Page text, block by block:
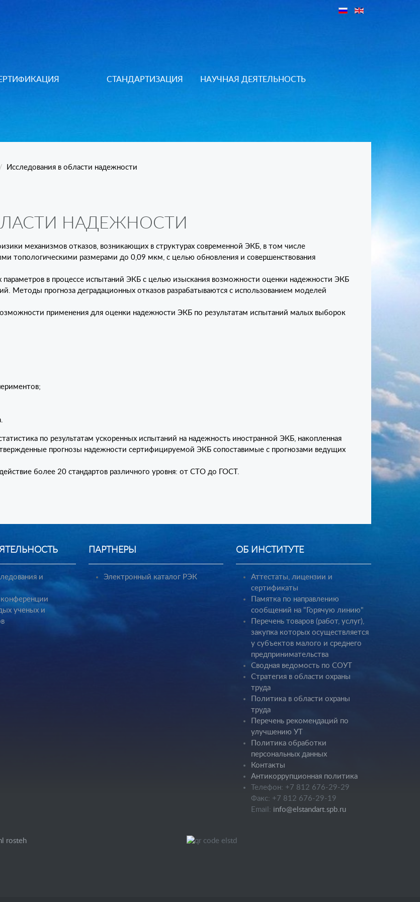
СТАНДАРТИЗАЦИЯ НАУЧНАЯ ДЕЯТЕЛЬНОСТЬ
Исследования в области надежности
НАДЕЖНОСТИ
механизмов отказов, возникающих в структурах современной ЭКБ, в том числе
топологическими размерами до 0,09 мкм, с целью обновления и совершенствования
параметров в процессе испытаний ЭКБ с целью изыскания возможности оценки надежности ЭКБ
Методы прогноза деградационных отказов разрабатываются с использованием моделей
применения для оценки надежности ЭКБ по результатам испытаний малых выборок
по результатам ускоренных испытаний на надежность иностранной ЭКБ, накопленная
прогнозы надежности сертифицируемой ЭКБ сопоставимые с прогнозами ведущих
более 20 стандартов различного уровня: от СТО до ГОСТ.
и
ученых и
ПАРТНЕРЫ
Электронный каталог РЭК
ОБ ИНСТИТУТЕ
Аттестаты, лицензии и
сертификаты
Памятка по направлению
сообщений на "Горячую линию"
Перечень товаров (работ, услуг),
закупка которых осуществляется
у субъектов малого и среднего
предпринимательства
Сводная ведомость по СОУТ
Стратегия в области охраны
труда
Политика в области охраны
труда
Перечень рекомендаций по
улучшению УТ
Политика обработки
персональных данных
Контакты
Антикоррупционная политика
Телефон: +7 812 676-29-29
Факс: +7 812 676-29-19
Email: info@elstandart.spb.ru